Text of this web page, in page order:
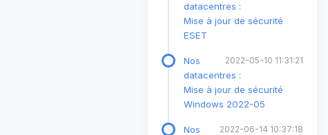
datacentres :
Mise à jour de sécurité
ESET
2022-05-10 11:31:21
Nos
datacentres :
Mise à jour de sécurité
Windows 2022-05
2022-06-14 10:37:18
Nos